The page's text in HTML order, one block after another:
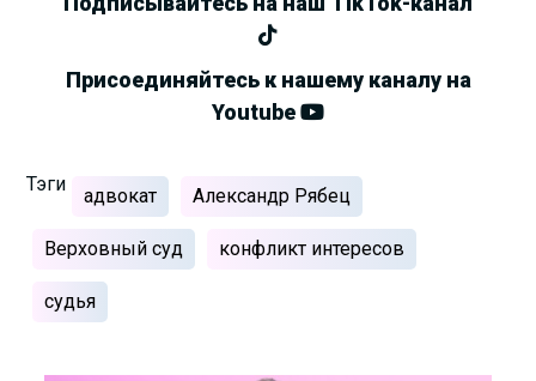
Присоединяйтесь к нашему каналу на
Youtube
Тэги
адвокат Александр Рябец
Верховный суд конфликт интересов
судья